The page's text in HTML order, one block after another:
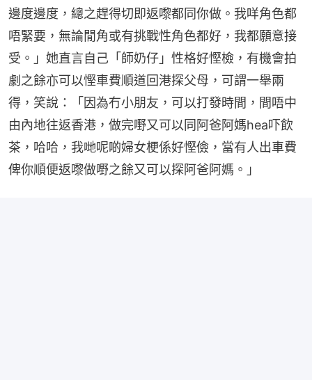
邊度邊度，總之趕得切即返嚟都同你做。我咩角色都
唔緊要，無論閒角或有挑戰性角色都好，我都願意接
受。」她直言自己「師奶仔」性格好慳檢，有機會拍
劇之餘亦可以慳車費順道回港探父母，可謂一舉兩
得，笑說：「因為冇小朋友，可以打發時間，間唔中
由內地往返香港，做完嘢又可以同阿爸阿媽hea吓飲
茶，哈哈，我哋呢啲婦女梗係好慳儉，當有人出車費
俾你順便返嚟做嘢之餘又可以探阿爸阿媽。」